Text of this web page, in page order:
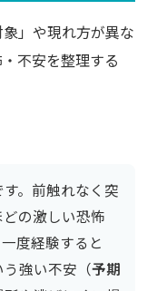
」や現れ方が異な
不安を整理する
。前触れなく突
の激しい恐怖
度経験すると
う強い不安（予期